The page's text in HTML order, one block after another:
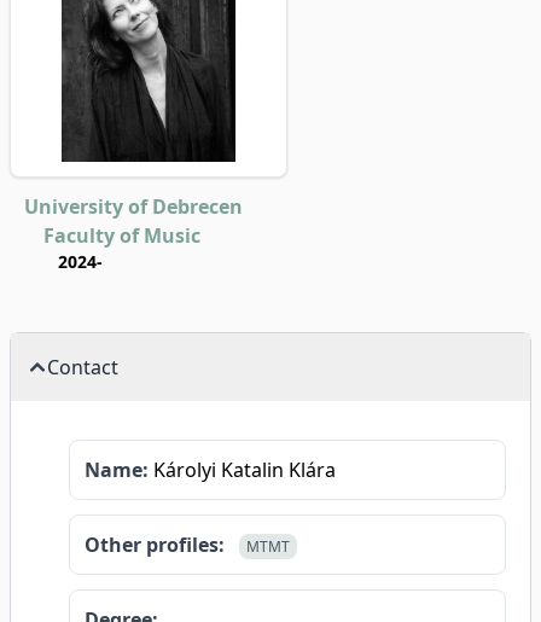
University of Debrecen
Faculty of Music
2024-
Contact
Name: Károlyi Katalin Klára
Other profiles: MTMT